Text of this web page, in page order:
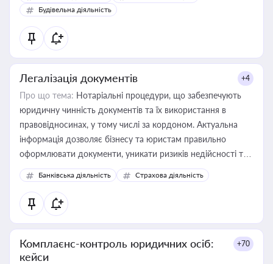
бухгалтера під час оподаткування, приватизації, оренди
державного майна, корпоративних угод і перевірки
статусу суб'єктів оціночної діяльності
Будівельна діяльність
Легалізація документів +4
Про що тема: Нотаріальні процедури, що забезпечують
юридичну чинність документів та їх використання в
правовідносинах, у тому числі за кордоном. Актуальна
інформація дозволяє бізнесу та юристам правильно
оформлювати документи, уникати ризиків недійсності та
забезпечувати їх належне прийняття органами влади та
контрагентами
Банківська діяльність Страхова діяльність
Комплаєнс-контроль юридичних осіб:
кейси
+70